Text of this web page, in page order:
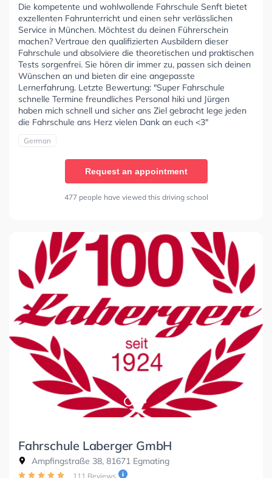
Die kompetente und wohlwollende Fahrschule Senft bietet
exzellenten Fahrunterricht und einen sehr verlässlichen
Service in München. Möchtest du deinen Führerschein
machen? Vertraue den qualifizierten Ausbildern dieser
Fahrschule und absolviere die theoretischen und praktischen
Tests sorgenfrei. Sie hören dir immer zu, passen sich deinen
Wünschen an und bieten dir eine angepasste
Lernerfahrung. Letzte Bewertung: "Super Fahrschule
schnelle Termine freundliches Personal hiki und Jürgen
haben mich schnell und sicher ans Ziel gebracht lege jeden
die Fahrschule ans Herz vielen Dank an euch <3"
German
Request an appointment
477 people have viewed this driving school
Fahrschule Laberger GmbH
Ampfingstraße 38, 81671 Egmating
111 Reviews